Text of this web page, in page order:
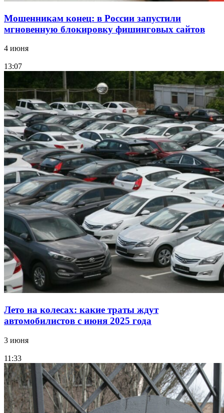
Мошенникам конец: в России запустили
мгновенную блокировку фишинговых сайтов
4 июня
13:07
Лето на колесах: какие траты ждут
автомобилистов с июня 2025 года
3 июня
11:33